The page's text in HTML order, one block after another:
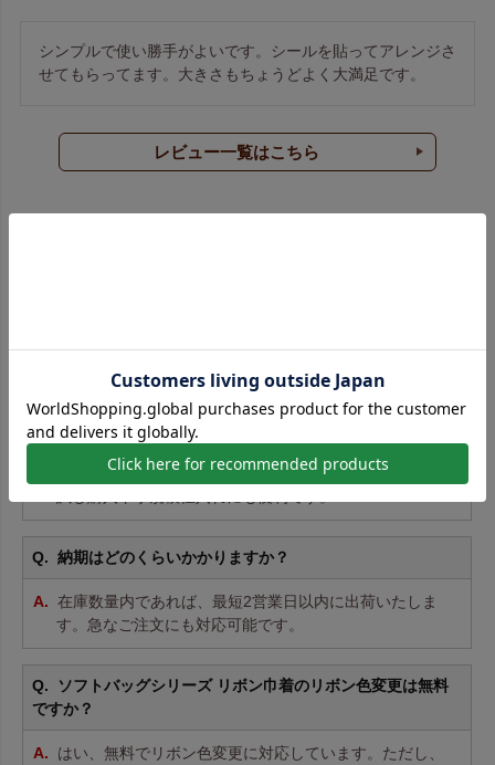
シンプルで使い勝手がよいです。シールを貼ってアレンジさ
せてもらってます。大きさもちょうどよく大満足です。
レビュー一覧はこちら
最小ロットは何枚から注文できますか？
10枚からご注文いただけます。小ロットは割高ですが、
納期はどのくらいかかりますか？
在庫数量内であれば、最短2営業日以内に出荷いたしま
す。急なご注文にも対応可能です。
ソフトバッグシリーズ リボン巾着のリボン色変更は無料
ですか？
はい、無料でリボン色変更に対応しています。ただし、